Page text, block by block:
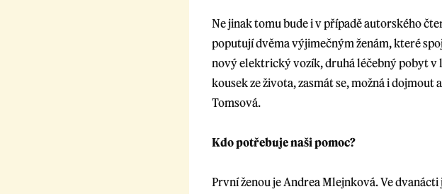
Ne jinak tomu bude i v případě autorského
poputují dvěma výjimečným ženám, které
nový elektrický vozík, druhá léčebný pobyt v
kousek ze života, zasmát se, možná i dojmout
Tomsová.
Kdo potřebuje naši pomoc?
První ženou je Andrea Mlejnková. Ve